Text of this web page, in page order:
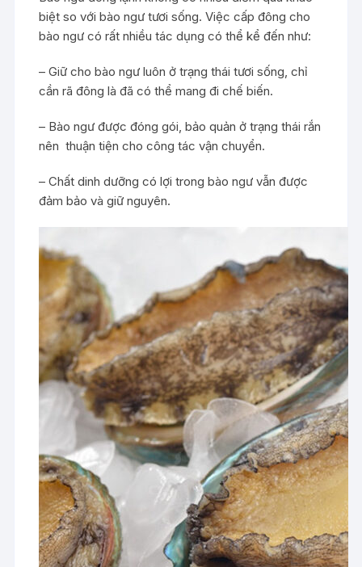
biệt so với bào ngư tươi sống. Việc cấp đông cho
bào ngư có rất nhiều tác dụng có thể kể đến như:
– Giữ cho bào ngư luôn ở trạng thái tươi sống, chỉ
cần rã đông là đã có thể mang đi chế biến.
– Bào ngư được đóng gói, bảo quản ở trạng thái rắn
nên thuận tiện cho công tác vận chuyển.
– Chất dinh dưỡng có lợi trong bào ngư vẫn được
đảm bảo và giữ nguyên.